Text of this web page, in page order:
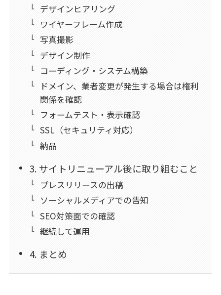
デザインヒアリング
ワイヤーフレーム作成
写真撮影
デザイン制作
コーディング・システム構築
ドメイン、業者変更が発生する場合は権利
関係を確認
フォームテスト・表示確認
SSL（セキュリティ対応）
納品
3. サイトリニューアル後に取り組むこと
プレスリリースの出稿
ソーシャルメディアでの告知
SEO対策面での確認
継続して運用
4. まとめ